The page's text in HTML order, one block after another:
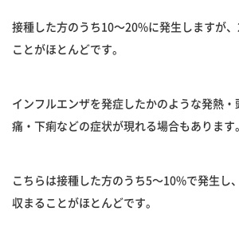
接種した方のうち10〜20%に発生しますが
ことがほとんどです。
インフルエンザを発症したかのような発熱・
痛・下痢などの症状が現れる場合もあります
こちらは接種した方のうち5〜10%で発生し
収まることがほとんどです。